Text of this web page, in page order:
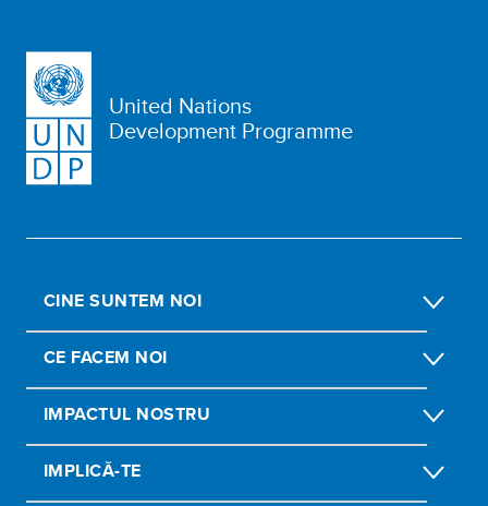
United Nations
Development Programme
CINE SUNTEM NOI
CE FACEM NOI
IMPACTUL NOSTRU
IMPLICĂ-TE